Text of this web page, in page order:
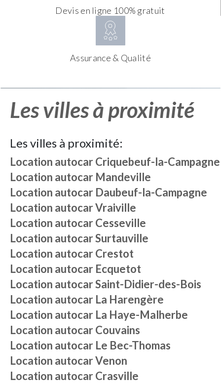
Devis en ligne 100% gratuit
Assurance & Qualité
Les villes à proximité
Les villes à proximité:
Location autocarCriquebeuf-la-Campagne
Location autocar Mandeville
Location autocar Daubeuf-la-Campagne
Location autocarVraiville
Location autocarCesseville
Location autocarSurtauville
Location autocarCrestot
Location autocar Ecquetot
Location autocarSaint-Didier-des-Bois
Location autocar La Harengère
Location autocar La Haye-Malherbe
Location autocarCouvains
Location autocar Le Bec-Thomas
Location autocarVenon
Location autocarCrasville